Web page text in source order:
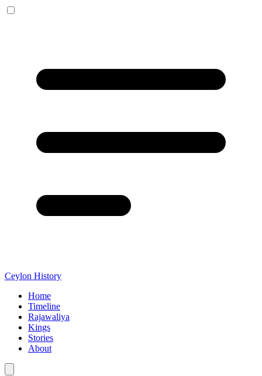
Ceylon History
Home
Timeline
Rajawaliya
Kings
Stories
About